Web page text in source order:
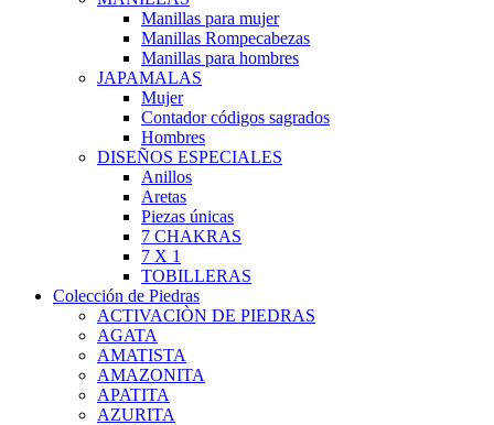
Manillas para mujer
Manillas Rompecabezas
Manillas para hombres
JAPAMALAS
Mujer
Contador códigos sagrados
Hombres
DISEÑOS ESPECIALES
Anillos
Aretas
Piezas únicas
7 CHAKRAS
7 X 1
TOBILLERAS
Colección de Piedras
ACTIVACIÒN DE PIEDRAS
AGATA
AMATISTA
AMAZONITA
APATITA
AZURITA